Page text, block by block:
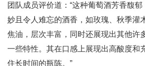
团队成员评价道：“这种葡萄酒芳香馥
妙且令人难忘的酒香，如玫瑰、秋季灌
焦油，层次丰富，同时还展现出其他许
一些特性。其在口感上展现出高酸度和
住长时间的瓶陈。”